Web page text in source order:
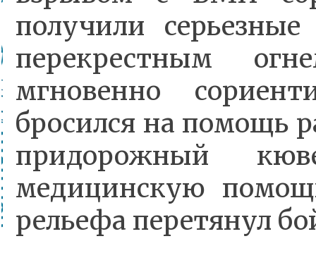
получили
перекрестным
мгновенно
бросился на помощь
придорожный
медицинскую
рельефа перетянул